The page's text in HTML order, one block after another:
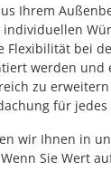
Ihrem
Flexibilität bei
werden und
zu
für jedes
wir Ihnen in
Sie Wert